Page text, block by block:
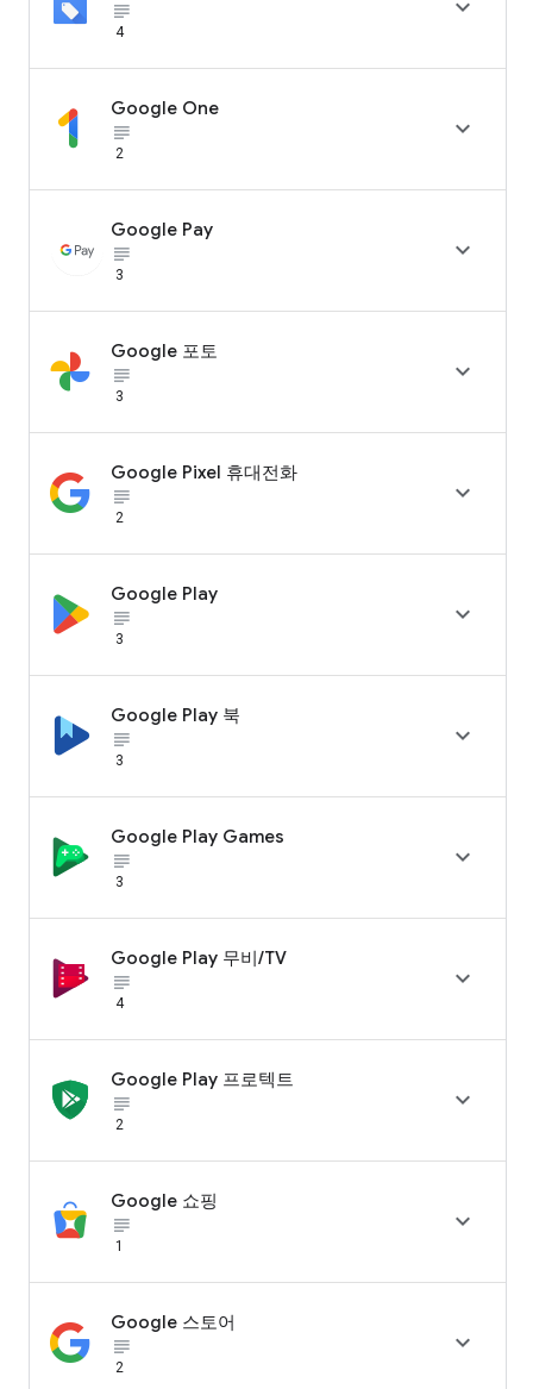
subject_black
4

Google One
subject_black
2

Google Pay
subject_black
3

Google 포토
subject_black
3

Google Pixel 휴대전화
subject_black
2

Google Play
subject_black
3

Google Play 북
subject_black
3

Google Play Games
subject_black
3

Google Play 무비/TV
subject_black
4

Google Play 프로텍트
subject_black
2

Google 쇼핑
subject_black
1

Google 스토어
subject_black
2
